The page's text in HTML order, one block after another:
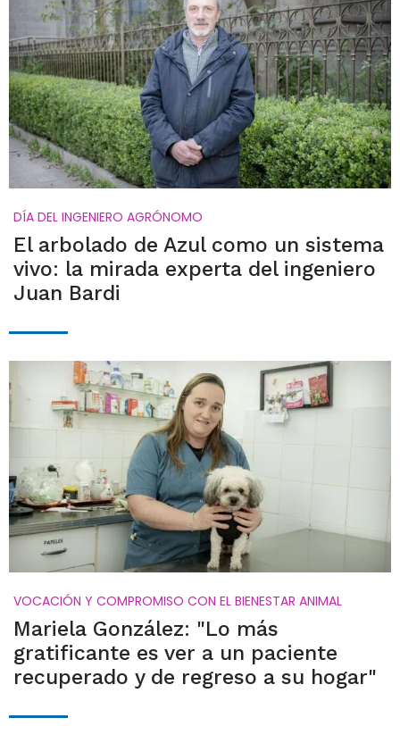
DÍA DEL INGENIERO AGRÓNOMO
El arbolado de Azul como un sistema
vivo: la mirada experta del ingeniero
Juan Bardi
VOCACIÓN Y COMPROMISO CON EL BIENESTAR ANIMAL
Mariela González: "Lo más
gratificante es ver a un paciente
recuperado y de regreso a su hogar"